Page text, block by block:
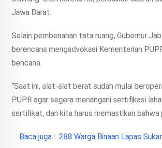
Jawa Barat.
Selain pembenahan tata ruang, Gubernur
berencana mengadvokasi Kementerian
bencana.
“Saat ini, alat-alat berat sudah mulai
PUPR agar segera menangani sertifikasi
sertifikat, dan kita harus memastikan bahwa
Baca juga : 288 Warga Binaan Lapas